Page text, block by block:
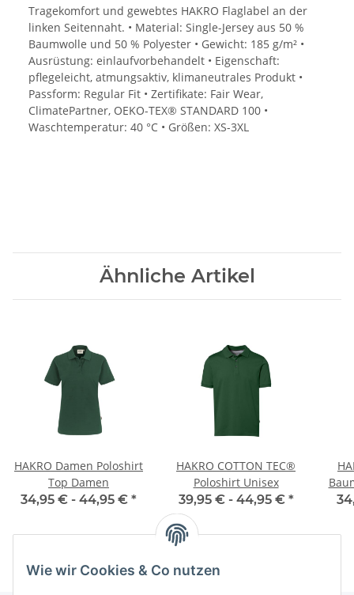
Tragekomfort und gewebtes HAKRO Flaglabel an der
linken Seitennaht. • Material: Single-Jersey aus 50 %
Baumwolle und 50 % Polyester • Gewicht: 185 g/m² •
Ausrüstung: einlaufvorbehandelt • Eigenschaft:
pflegeleicht, atmungsaktiv, klimaneutrales Produkt •
Passform: Regular Fit • Zertifikate: Fair Wear,
ClimatePartner, OEKO-TEX® STANDARD 100 •
Waschtemperatur: 40 °C • Größen: XS-3XL
Ähnliche Artikel
HAKRO Damen Poloshirt
Top Damen
34,95 € - 44,95 € *
HAKRO COTTON TEC®
Poloshirt Unisex
39,95 € - 44,95 € *
Wie wir Cookies & Co nutzen